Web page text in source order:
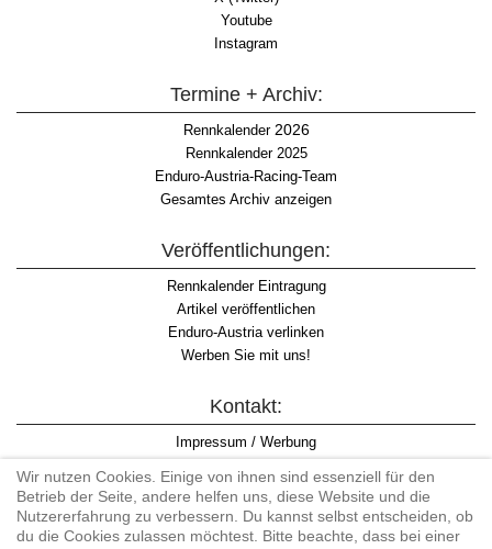
Youtube
Instagram
Termine + Archiv:
Rennkalender2026
Rennkalender 2025
Enduro-Austria-Racing-Team
Gesamtes Archiv anzeigen
Veröffentlichungen:
Rennkalender Eintragung
Artikel veröffentlichen
Enduro-Austria verlinken
Werben Sie mit uns!
Kontakt:
Impressum / Werbung
Informationspflicht WKO
AGB
Wir nutzen Cookies. Einige von ihnen sind essenziell für den
Betrieb der Seite, andere helfen uns, diese Website und die
Nutzererfahrung zu verbessern. Du kannst selbst entscheiden, ob
du die Cookies zulassen möchtest. Bitte beachte, dass bei einer